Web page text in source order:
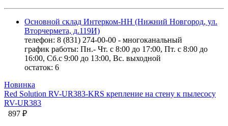
Основной склад Интерком-НН (Нижний Новгород, ул.
Вторчермета, д.119И)
телефон: 8 (831) 274-00-00 - многоканальный
график работы: Пн.- Чт. с 8:00 до 17:00, Пт. с 8:00 до
16:00, Сб.с 9:00 до 13:00, Вс. выходной
остаток: 6
Новинка
Red Solution RV-UR383-KRS крепление на стену к пылесосу
RV-UR383
897 ₽